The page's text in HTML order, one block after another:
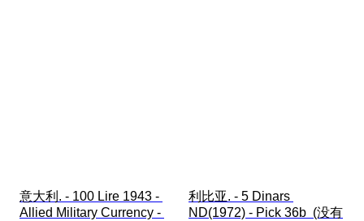
意大利. - 100 Lire 1943 -
Allied Military Currency -
利比亚. - 5 Dinars
ND(1972) - Pick 36b  (没有